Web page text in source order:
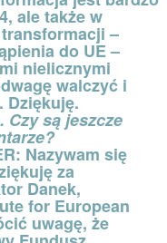
ale także w
–
do UE –
nielicznymi
walczyć i
Dziękuję.
Czy są jeszcze
Nazywam się
za
Danek,
for European
uwagę, że